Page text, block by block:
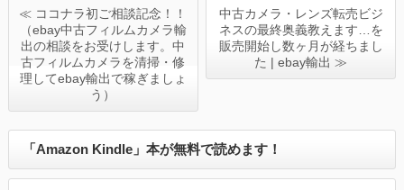
≪ ココナラ初ご相談記念！！
（ebay中古フィルムカメラ輸
出の相談をお受けします。中
古フィルムカメラを清掃・修
理してebay輸出で稼ぎましょ
う）
中古カメラ・レンズ転売ビジ
ネスの最終奥義教えます…を
販売開始し数ヶ月が経ちまし
た | ebay輸出 ≫
「Amazon Kindle」本が無料で読めます！